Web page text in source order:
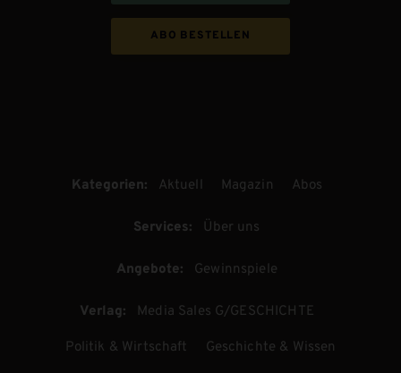
ABO BESTELLEN
Kategorien: Aktuell Magazin Abos
Services: Über uns
Angebote: Gewinnspiele
Verlag: Media Sales G/GESCHICHTE
Politik & Wirtschaft Geschichte & Wissen